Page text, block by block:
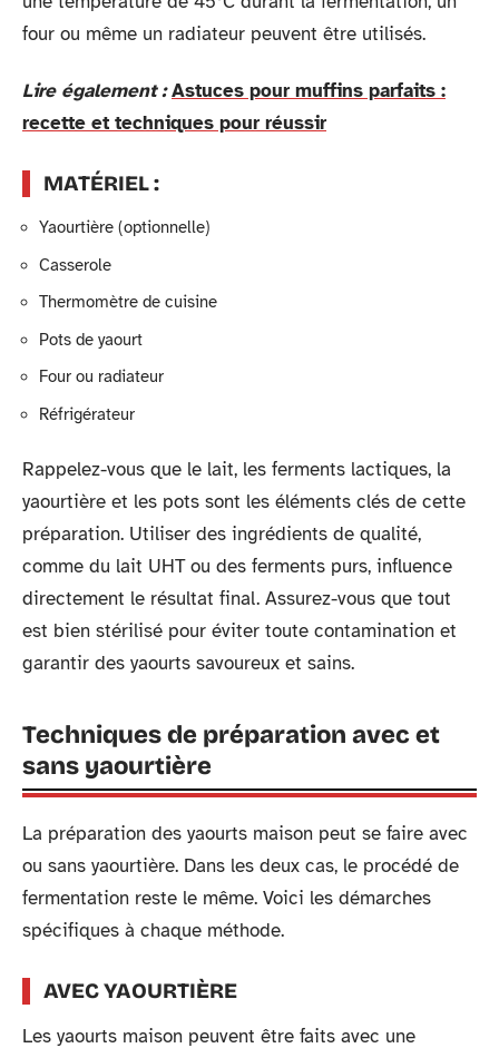
four ou même un radiateur peuvent être utilisés.
Lire également : Astuces pour muffins parfaits :
recette et techniques pour réussir
MATÉRIEL :
Yaourtière (optionnelle)
Casserole
Thermomètre de cuisine
Pots de yaourt
Four ou radiateur
Réfrigérateur
Rappelez-vous que le lait, les ferments lactiques, la
yaourtière et les pots sont les éléments clés de cette
préparation. Utiliser des ingrédients de qualité,
comme du lait UHT ou des ferments purs, influence
directement le résultat final. Assurez-vous que tout
est bien stérilisé pour éviter toute contamination et
garantir des yaourts savoureux et sains.
Techniques de préparation avec et
sans yaourtière
La préparation des yaourts maison peut se faire avec
ou sans yaourtière. Dans les deux cas, le procédé de
fermentation reste le même. Voici les démarches
spécifiques à chaque méthode.
AVEC YAOURTIÈRE
Les yaourts maison peuvent être faits avec une